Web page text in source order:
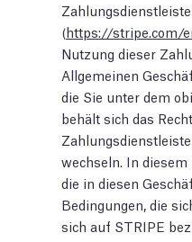
(https://stripe.com/
Nutzung dieser
Allgemeinen
die Sie unter dem
behält sich das
wechseln. In
die in diesen
Bedingungen, die
sich auf STRIPE